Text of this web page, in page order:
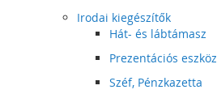
Irodai kiegészítők
Hát- és lábtámasz
Prezentációs eszköz
Széf, Pénzkazetta